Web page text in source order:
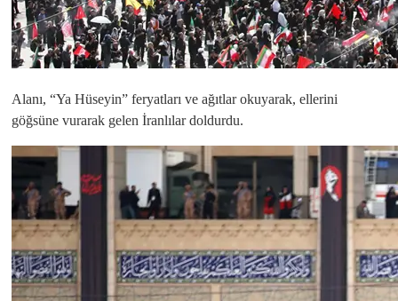
Alanı, “Ya Hüseyin” feryatları ve ağıtlar okuyarak, ellerini
göğsüne vurarak gelen İranlılar doldurdu.